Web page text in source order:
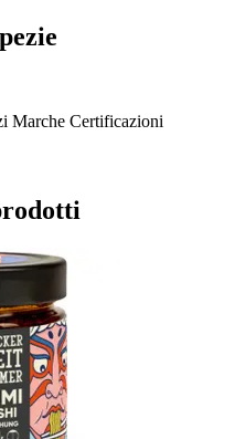
Marche Certificazioni